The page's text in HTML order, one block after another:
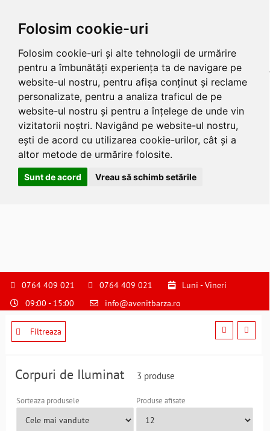
Folosim cookie-uri
Folosim cookie-uri și alte tehnologii de urmărire
pentru a îmbunătăți experiența ta de navigare pe
website-ul nostru, pentru afișa conținut și reclame
personalizate, pentru a analiza traficul de pe
website-ul nostru și pentru a înțelege de unde vin
vizitatorii noștri. Navigând pe website-ul nostru,
ești de acord cu utilizarea cookie-urilor, cât și a
altor metode de urmărire folosite.
Sunt de acord Vreau să schimb setările
S
pentru
0764409021
comanda
0764 409 021 0764 409 021
Luni - Vineri
09:00 - 15:00
info@avenitbarza.ro
Filtreaza
Corpuri de Iluminat 3 produse
Sorteaza produsele Produse afisate